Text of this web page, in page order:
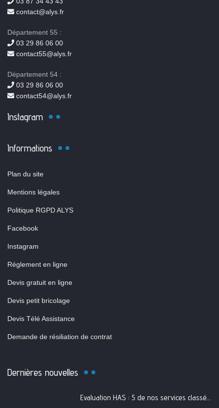
contact@alys.fr
Département 55 :
03 29 86 06 00
contact55@alys.fr
Département 54 :
03 29 86 06 00
contact54@alys.fr
Instagram
Informations
Plan du site
Mentions légales
Politique RGPD ALYS
Facebook
Instagram
Réglement en ligne
Devis gratuit en ligne
Devis petit bricolage
Devis Télé Assistance
Demande de résiliation de contrat
Dernières nouvelles
Evaluation HAS : 5 de nos services classés A